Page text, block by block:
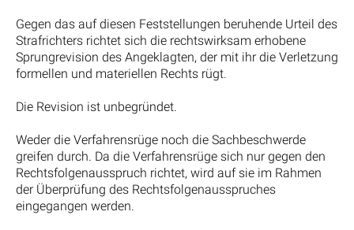
Gegen das auf diesen Feststellungen beruhende Urteil des
Strafrichters richtet sich die rechtswirksam erhobene
Sprungrevision des Angeklagten, der mit ihr die Verletzung
formellen und materiellen Rechts rügt.
Die Revision ist unbegründet.
Weder die Verfahrensrüge noch die Sachbeschwerde
greifen durch. Da die Verfahrensrüge sich nur gegen den
Rechtsfolgenausspruch richtet, wird auf sie im Rahmen
der Überprüfung des Rechtsfolgenausspruches
eingegangen werden.